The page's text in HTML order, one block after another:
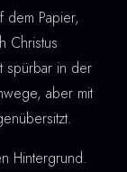
dem Papier,
Christus
spürbar in der
aber mit
Hintergrund.